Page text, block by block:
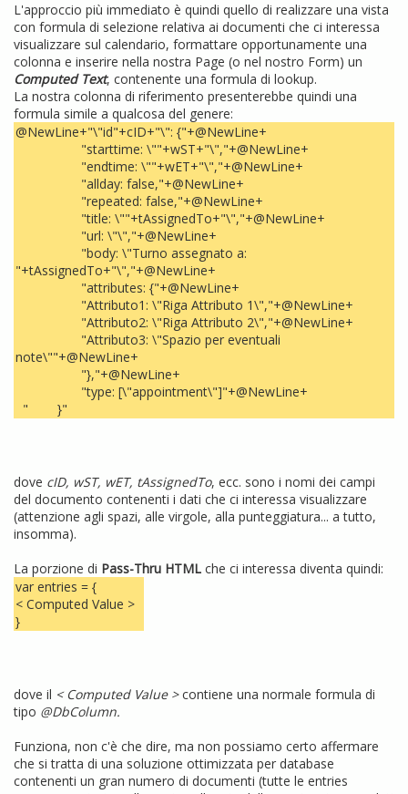
L'approccio più immediato è quindi quello di realizzare una vista
con formula di selezione relativa ai documenti che ci interessa
visualizzare sul calendario, formattare opportunamente una
colonna e inserire nella nostra Page (o nel nostro Form) un
Computed Text, contenente una formula di lookup.
La nostra colonna di riferimento presenterebbe quindi una
formula simile a qualcosa del genere:
@NewLine+"\"id"+cID+"\": {"+@NewLine+
"starttime: \""+wST+"\","+@NewLine+
"endtime: \""+wET+"\","+@NewLine+
"allday: false,"+@NewLine+
"repeated: false,"+@NewLine+
"title: \""+tAssignedTo+"\","+@NewLine+
"url: \"\","+@NewLine+
"body: \"Turno assegnato a:
"+tAssignedTo+"\","+@NewLine+
"attributes: {"+@NewLine+
"Attributo1: \"Riga Attributo 1\","+@NewLine+
"Attributo2: \"Riga Attributo 2\","+@NewLine+
"Attributo3: \"Spazio per eventuali
note\""+@NewLine+
"},"+@NewLine+
"type: [\"appointment\"]"+@NewLine+
" }"
dove cID, wST, wET, tAssignedTo, ecc. sono i nomi dei campi
del documento contenenti i dati che ci interessa visualizzare
(attenzione agli spazi, alle virgole, alla punteggiatura... a tutto,
insomma).
La porzione di Pass-Thru HTML che ci interessa diventa quindi:
var entries = {
< Computed Value >
}
dove il < Computed Value >contiene una normale formula di
tipo @DbColumn.
Funziona, non c'è che dire, ma non possiamo certo affermare
che si tratta di una soluzione ottimizzata per database
contenenti un gran numero di documenti (tutte le entries